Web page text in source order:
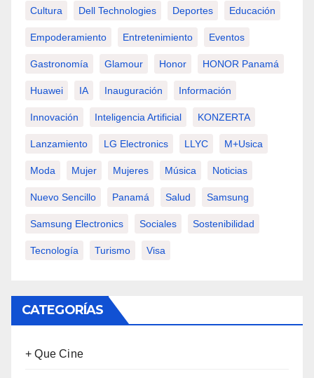
Cultura Dell Technologies Deportes Educación
Empoderamiento Entretenimiento Eventos
Gastronomía Glamour Honor HONOR Panamá
Huawei IA Inauguración Información
Innovación Inteligencia Artificial KONZERTA
Lanzamiento LG Electronics LLYC M+usica
Moda Mujer Mujeres Música Noticias
Nuevo Sencillo Panamá Salud Samsung
Samsung Electronics Sociales Sostenibilidad
Tecnología Turismo Visa
CATEGORÍAS
+ Que Cine